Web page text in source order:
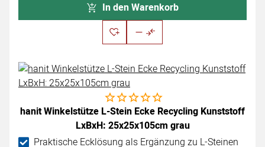
In den Warenkorb
Noch keine Bewertungen abgegeben
hanit Winkelstütze L-Stein Ecke Recycling Kunststoff
LxBxH: 25x25x105cm grau
Praktische Ecklösung als Ergänzung zu L-Steinen